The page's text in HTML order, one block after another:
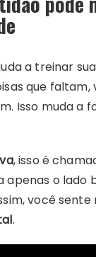
a treinar
que faltam,
Isso muda a
, isso é
apenas o lado
você sente
.